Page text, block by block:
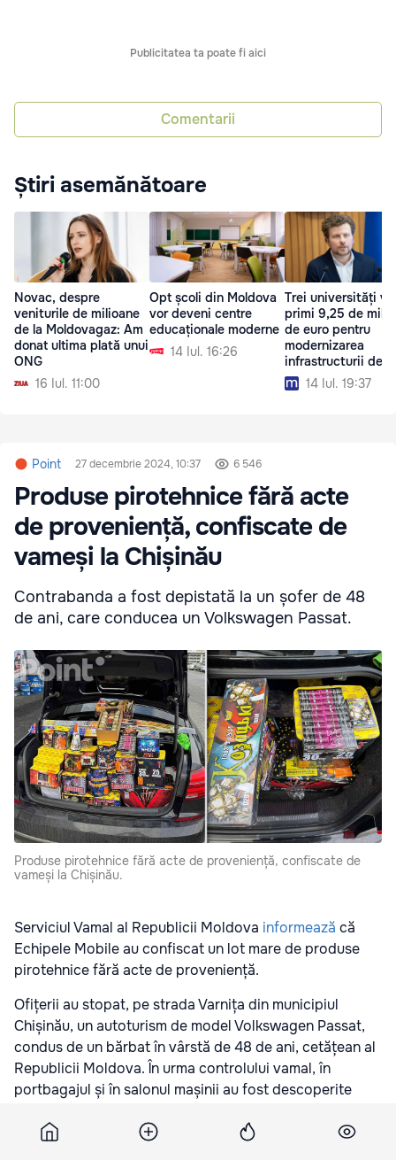
Publicitatea ta poate fi aici
Comentarii
Știri asemănătoare
Novac, despre
veniturile de milioane
de la Moldovagaz: Am
donat ultima plată unui
ONG
16 Iul. 11:00
Opt școli din Moldova
vor deveni centre
educaționale moderne
14 Iul. 16:26
Trei universități
primi 9,25 de
de euro pentru
modernizarea
infrastructurii de
cercetare
14 Iul. 19:37
Point 27 decembrie 2024, 10:37 6 546
Produse pirotehnice fără acte
de proveniență, confiscate de
vameși la Chișinău
Contrabanda a fost depistată la un șofer de 48
de ani, care conducea un Volkswagen Passat.
Produse pirotehnice fără acte de proveniență, confiscate de
vameși la Chișinău.
Serviciul Vamal al Republicii Moldova informează că
Echipele Mobile au confiscat un lot mare de produse
pirotehnice fără acte de proveniență.
Ofițerii au stopat, pe strada Varnița din municipiul
Chișinău, un autoturism de model Volkswagen Passat,
condus de un bărbat în vârstă de 48 de ani, cetățean al
Republicii Moldova. În urma controlului vamal, în
portbagajul și în salonul mașinii au fost descoperite
care șoferul nu a putut prezenta acte de proveniență